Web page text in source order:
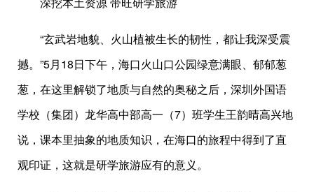
“玄武岩地貌、火山植被生长的韧性，都让我深受震
撼。”5月18日下午，海口火山口公园绿意满眼、郁郁葱
葱，在这里解锁了地质与自然的奥秘之后，深圳外国语
学校（集团）龙华高中部高一（7）班学生王韵晴高兴地
说，课本里抽象的地质知识，在海口的旅程中得到了直
观印证，这就是研学旅游应有的意义。